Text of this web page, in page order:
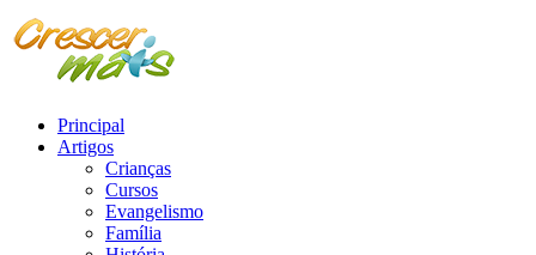
Principal
Artigos
Crianças
Cursos
Evangelismo
Família